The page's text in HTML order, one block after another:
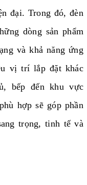
đại. Trong đó, đèn
dòng sản phẩm
và khả năng ứng
vị trí lắp đặt khác
bếp đến khu vực
hợp sẽ góp phần
trọng, tinh tế và